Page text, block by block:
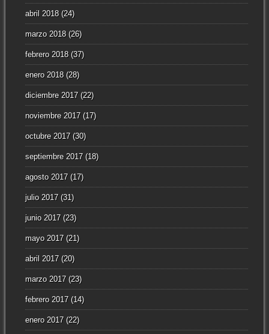
abril 2018(24)
marzo 2018(26)
febrero 2018(37)
enero 2018(28)
diciembre 2017(22)
noviembre 2017(17)
octubre 2017(30)
septiembre 2017(18)
agosto 2017(17)
julio 2017(31)
junio 2017(23)
mayo 2017(21)
abril 2017(20)
marzo 2017(23)
febrero 2017(14)
enero 2017(22)